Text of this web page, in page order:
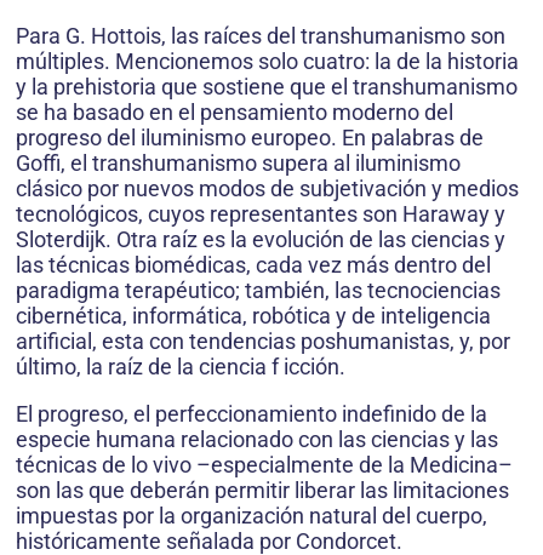
Para G. Hottois, las raíces del transhumanismo son
múltiples. Mencionemos solo cuatro: la de la historia
y la prehistoria que sostiene que el transhu­manismo
se ha basado en el pensamiento moderno del
progreso del iluminismo europeo. En palabras de
Goffi, el transhumanismo supera al iluminismo
clásico por nuevos modos de subjetivación y medios
tecnológicos, cuyos representantes son Haraway y
Sloterdijk. Otra raíz es la evolución de las ciencias y
las técnicas biomédicas, cada vez más dentro del
paradigma terapéutico; también, las tecnociencias
cibernética, informática, robótica y de inteligencia
artificial, esta con tendencias poshumanistas, y, por
último, la raíz de la ciencia f icción.
El progreso, el perfeccionamiento indefinido de la
especie humana relacionado con las ciencias y las
téc­nicas de lo vivo –especialmente de la Medicina–
son las que deberán permitir liberar las limitaciones
impuestas por la organización natural del cuerpo,
históricamente señalada por Condorcet.